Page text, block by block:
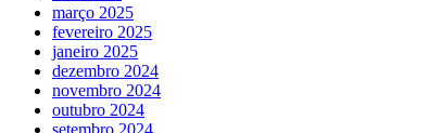
março 2025
fevereiro 2025
janeiro 2025
dezembro 2024
novembro 2024
outubro 2024
setembro 2024